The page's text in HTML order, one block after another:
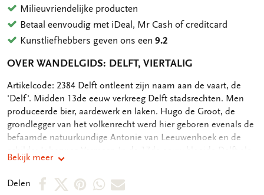
Milieuvriendelijke producten
Betaal eenvoudig met iDeal, Mr Cash of creditcard
Kunstliefhebbers geven ons een9.2
OVER WANDELGIDS: DELFT, VIERTALIG
OMSCHRIJVING
Artikelcode: 2384 Delft ontleent zijn naam aan de vaart, de
'Delf'. Midden 13de eeuw verkreeg Delft stadsrechten. Men
produceerde bier, aardewerk en laken. Hugo de Groot, de
grondlegger van het volkenrecht werd hier geboren evenals de
befaamde natuurkundige Antonie van Leeuwenhoek en de
zetel van de Oost- en West Indische Compagnie. Daarna trad
verval in. Aansluiting op het spoorwegnet en de komst van de
Technische Hogeschool (thans Technische Universiteit) bracht
Bekijk meer
Delen
DeelDeelDeelDeelDeel